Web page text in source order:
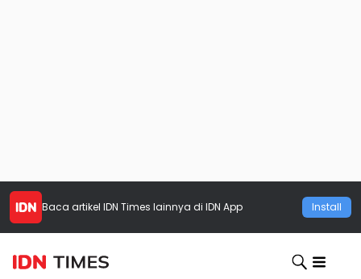
Baca artikel IDN Times lainnya di IDN App Install